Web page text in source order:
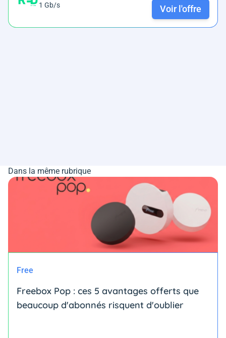
1 Gb/s Voir l'offre
Dans la même rubrique
Free
Freebox Pop : ces 5 avantages offerts que
beaucoup d'abonnés risquent d'oublier